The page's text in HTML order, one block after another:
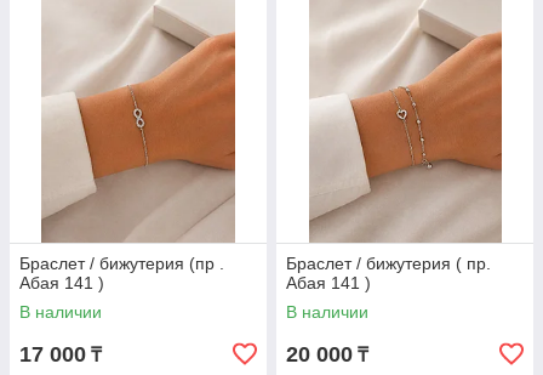
Браслет / бижутерия (пр .
Абая 141 )
В наличии
17 000 ₸
Браслет / бижутерия ( пр.
Абая 141 )
В наличии
20 000 ₸